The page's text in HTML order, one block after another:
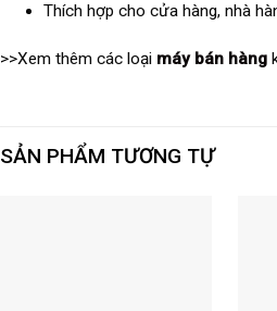
Thích hợp cho cửa hàng, nhà
>>Xem thêm các loại máy bán hàng
SẢN PHẨM TƯƠNG TỰ